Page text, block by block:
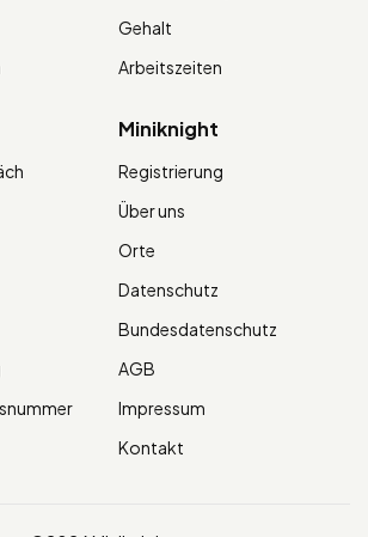
Gehalt
Arbeitszeiten
Miniknight
Registrierung
Über uns
Orte
Datenschutz
Bundesdatenschutz
AGB
Impressum
Kontakt